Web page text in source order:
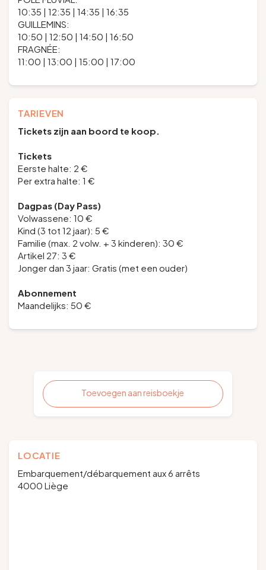
10:35 | 12:35 | 14:35 | 16:35
GUILLEMINS:
10:50 | 12:50 | 14:50 | 16:50
FRAGNÉE:
11:00 | 13:00 | 15:00 | 17:00
TARIEVEN
Tickets zijn aan boord te koop.
Tickets
Eerste halte: 2 €
Per extra halte: 1 €
Dagpas (Day Pass)
Volwassene: 10 €
Kind (3 tot 12 jaar): 5 €
Familie (max. 2 volw. + 3 kinderen): 30 €
Artikel 27: 3 €
Jonger dan 3 jaar: Gratis (met een ouder)
Abonnement
Maandelijks: 50 €
Toevoegen aan reisboekje
LOCATIE
Embarquement/débarquement aux 6 arrêts
4000 Liège